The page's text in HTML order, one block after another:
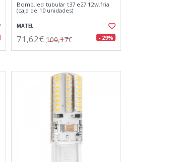
Bomb.led tubular t37 e27 12w.fria
(caja de 10 unidades)
MATEL
71,62€ 100,17€ - 29%